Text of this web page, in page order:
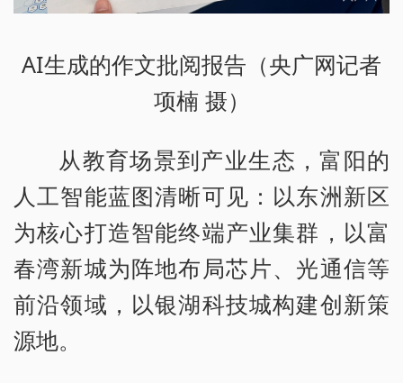
AI生成的作文批阅报告（央广网记者
项楠 摄）
从教育场景到产业生态，富阳的
人工智能蓝图清晰可见：以东洲新区
为核心打造智能终端产业集群，以富
春湾新城为阵地布局芯片、光通信等
前沿领域，以银湖科技城构建创新策
源地。